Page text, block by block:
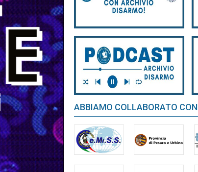
ABBIAMO COLLABORATO CON